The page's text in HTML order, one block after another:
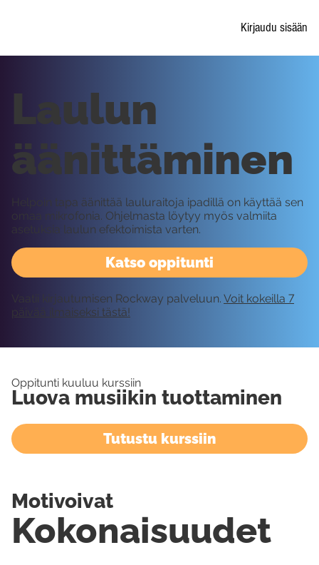
Kirjaudu sisään
Katso oppitunti
Laulun
äänittäminen
Helpoin tapa äänittää lauluraitoja ipadillä on käyttää sen
omaa mikrofonia. Ohjelmasta löytyy myös valmiita
asetuksia laulun efektoimista varten.
Vaatii kirjautumisen Rockway palveluun. Voit kokeilla 7
päivää ilmaiseksi tästä!
Oppitunti kuuluu kurssiin
Luova musiikin tuottaminen
Tutustu kurssiin
Kokonaisuudet
Motivoivat